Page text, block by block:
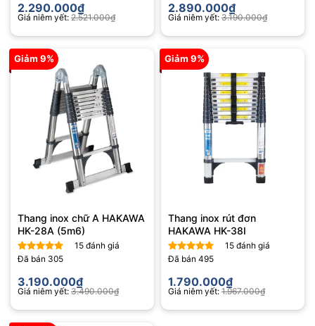
5 sao
2.290.000₫
Giá niêm yết: 2.521.000₫
5 sao
2.890.000₫
Giá niêm yết: 3.190.000₫
Giảm 9%
Thang inox chữ A HAKAWA
HK-28A (5m6)
Được xếp
5 sao
15đánh giá
Đã bán 305
3.190.000₫
Giá niêm yết: 3.490.000₫
Giảm 9%
Thang inox rút đơn
HAKAWA HK-38I
Được xếp
5 sao
15đánh giá
Đã bán 495
1.790.000₫
Giá niêm yết: 1.967.000₫